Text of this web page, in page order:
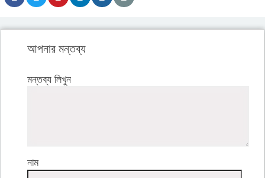
আপনার মন্তব্য
মন্তব্য লিখুন
নাম